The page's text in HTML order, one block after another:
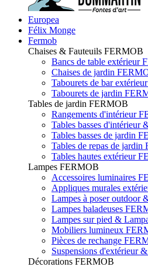
Europea
Félix Monge
Fermob
Chaises & Fauteuils FERMOB
Bancs de table extérieur
Chaises de jardin
Tabourets de bar
Tabourets de jardin
Tables de jardin FERMOB
Rangements d'intérieur
Tables basses d'intérieur
Tables basses de jardin
Tables de repas de
Tables hautes extérieur
Lampes FERMOB
Accessoires luminaires
Appliques murales
Lampes à poser outdoor
Lampes baladeuses
Lampes sur pied &
Mobiliers lumineux
Pièces de rechange
Suspensions d'extérieur
Décorations FERMOB